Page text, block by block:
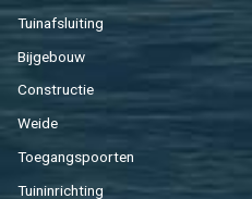
Tuin­af­slui­ting
Bij­ge­bouw
Con­struc­tie
Weide
Toe­gangs­poor­ten
Tuin­in­rich­ting